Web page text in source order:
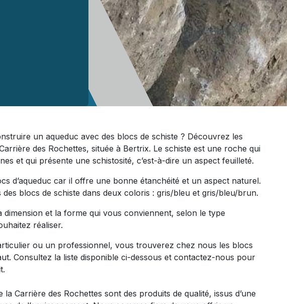
un aqueduc avec des blocs de schiste ? Découvrez les
des Rochettes, située à Bertrix. Le schiste est une roche qui
et qui présente une schistosité, c’est-à-dire un aspect feuilleté.
d’aqueduc car il offre une bonne étanchéité et un aspect naturel.
blocs de schiste dans deux coloris : gris/bleu et gris/bleu/brun.
dimension et la forme qui vous conviennent, selon le type
réaliser.
ou un professionnel, vous trouverez chez nous les blocs
Consultez la liste disponible ci-dessous et contactez-nous pour
la Carrière des Rochettes sont des produits de qualité, issus d’une